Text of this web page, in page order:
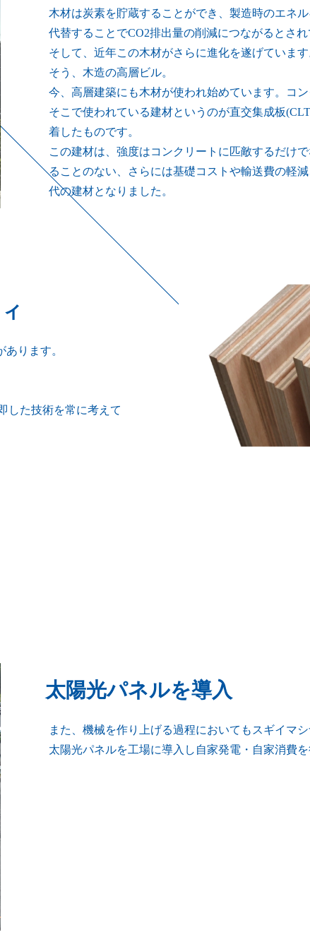
木材は炭素を貯蔵することができ、製造時のエネ
代替することでCO2排出量の削減につながるとされ
そして、近年この木材がさらに進化を遂げています
そう、木造の高層ビル。
今、高層建築にも木材が使われ始めています。コ
そこで使われている建材というのが直交集成板
着したものです。
この建材は、強度はコンクリートに匹敵するだけ
ることのない、さらには基礎コストや輸送費の軽
代の建材となりました。
ります。
した技術を常に考えて
太陽光パネルを導入
また、機械を作り上げる過程においてもスギイマ
太陽光パネルを工場に導入し自家発電・自家消費を